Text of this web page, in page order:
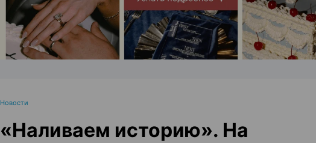
Новости
«Наливаем историю». На